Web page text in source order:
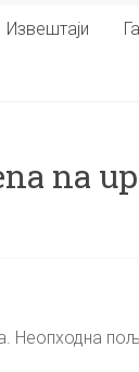
Извештаји
na
Неопходна